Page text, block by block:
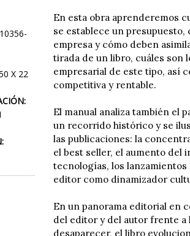
X 22
En esta obra aprenderemos
se establece un
empresa y cómo deben
tirada de un libro, cuáles son
empresarial de este tipo, así
competitiva y rentable.
El manual analiza también el
un recorrido histórico y se
las publicaciones: la
el best seller, el aumento del
tecnologías, los
editor como dinamizador
En un panorama editorial en
del editor y del autor frente a
desaparecer, el libro